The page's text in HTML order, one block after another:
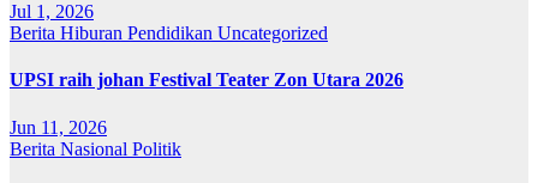
Jul 1, 2026
Berita Hiburan Pendidikan Uncategorized
UPSI raih johan Festival Teater Zon Utara 2026
Jun 11, 2026
Berita Nasional Politik